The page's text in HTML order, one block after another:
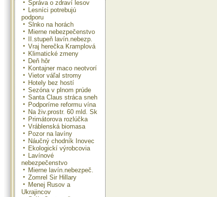
Správa o zdraví lesov
Lesníci potrebujú
podporu
Slnko na horách
Mierne nebezpečenstvo
II.stupeň lavín.nebezp.
Vraj herečka Kramplová
Klimatické zmeny
Deň hôr
Kontajner maco neotvorí
Vietor váľal stromy
Hotely bez hostí
Sezóna v plnom prúde
Santa Claus stráca sneh
Podporíme reformu vína
Na živ.prostr. 60 mld. Sk
Primátorova rozlúčka
Vráblenská biomasa
Pozor na lavíny
Náučný chodník Inovec
Ekologickí výrobcovia
Lavínové
nebezpečenstvo
Mierne lavín.nebezpeč.
Zomrel Sir Hillary
Menej Rusov a
Ukrajincov